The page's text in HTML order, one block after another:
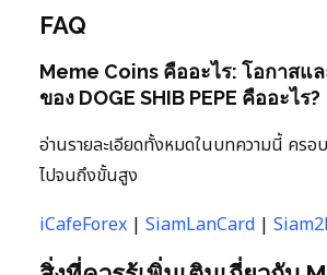
FAQ
Meme Coins คืออะไร: โอกาสแ
ของ DOGE SHIB PEPE คืออะไร?
อ่านรายละเอียดทั้งหมดในบทความนี้ คร
ไปจนถึงขั้นสูง
iCafeForex | SiamLanCard |